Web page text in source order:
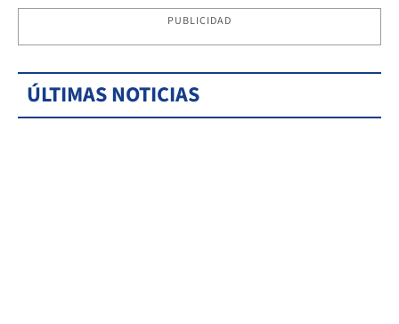
PUBLICIDAD
ÚLTIMAS NOTICIAS